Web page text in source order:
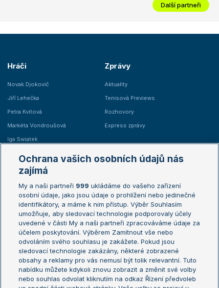
Další partneři
Hráči
Novak Djokovič
Jiří Lehečka
Petra Kvitová
Markéta Vondroušová
Iga Swiatek
Zprávy
Aktuality
Tenisová Previews
Rozhovory
Express zprávy
Žebříčky
Žebříček ATP (muži)
Žebříček WTA (ženy)
Sázkařský žebříček
Australian Open
French Open
Wimbledon
US Open
Turnaj mistrů
Turnaj mistryň
Aktualní trendy
Ochrana vašich osobních údajů nás
zajímá
My a naši partneři 999 ukládáme do vašeho zařízení
osobní údaje, jako jsou údaje o prohlížení nebo jedinečné
identifikátory, a máme k nim přístup. Výběr Souhlasím
umožňuje, aby sledovací technologie podporovaly účely
uvedené v části My a naši partneři zpracováváme údaje za
účelem poskytování. Výběrem Zamítnout vše nebo
odvoláním svého souhlasu je zakážete. Pokud jsou
sledovací technologie zakázány, některé zobrazené
obsahy a reklamy pro vás nemusí být tolik relevantní. Tuto
nabídku můžete kdykoli znovu zobrazit a změnit své volby
nebo souhlas odvolat kliknutím na odkaz Řízení předvoleb